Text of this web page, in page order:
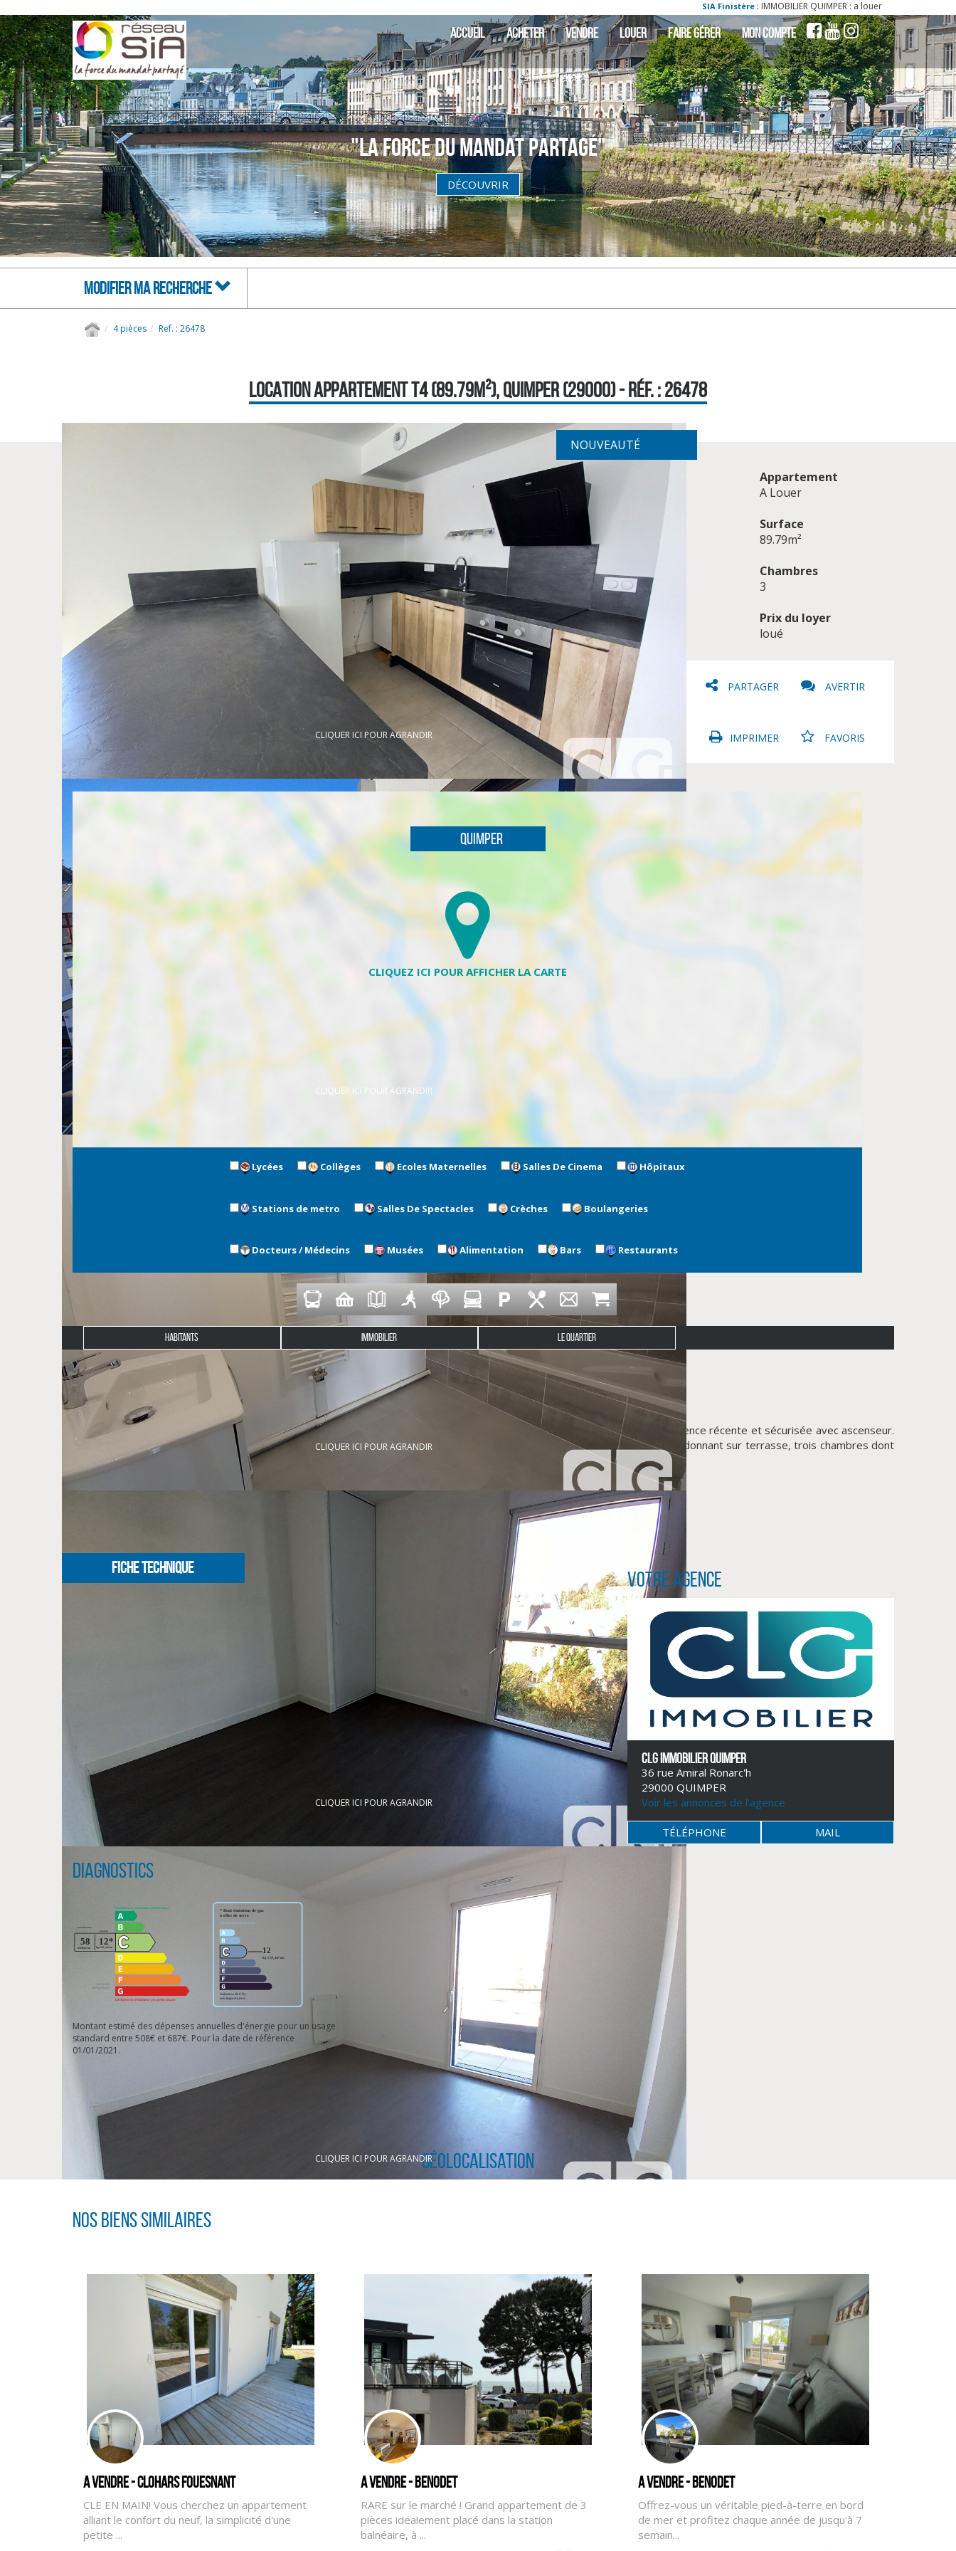
: IMMOBILIER QUIMPER : a louer - locati appartement quimper 29000 4
ACCUEIL ACHETER VENDRE LOUER FAIRE GÉRER MON COMPTE
"La Force du Mandat partagé"
DÉCOUVRIR
MODIFIER MA RECHERCHE
4 pièces Ref. : 26478
LOCATION APPARTEMENT T4 (89.79M²), QUIMPER (29000) - RÉF. : 26478
CLIQUER ICI POUR AGRANDIR
CLIQUER ICI POUR AGRANDIR
CLIQUER ICI POUR AGRANDIR
CLIQUER ICI POUR AGRANDIR
CLIQUER ICI POUR AGRANDIR
CLIQUER ICI POUR AGRANDIR
NOUVEAUTÉ
Appartement
A Louer
Surface
89.79m²
Chambres
3
Prix du loyer
loué
PARTAGER AVERTIR
IMPRIMER FAVORIS
Quimper
Lycées Collèges Ecoles Maternelles Salles De Cinema Hôpitaux
Stations de metro Salles De Spectacles Crèches Boulangeries
Docteurs / Médecins Musées Alimentation Bars Restaurants
HABITANTS IMMOBILIER LE QUARTIER
Description du bien
L'agence CLG Immobilier vous propose à la location cet appartement type 4 situé à deux pas des commerces, dans une résidence récente et sécurisée avec ascenseur.
Il comprend une entrée avec placard, un séjour avec coin cuisine aménagé (hotte, plaque de cuisson, four et réfrigérateur) et donnant sur terrasse, trois chambres dont
deux avec placard, une salle de bains, wc séparés.
Garage privatif.
Disponibilité immédiate
FICHE TECHNIQUE Votre agence
CLG IMMOBILIER QUIMPER
36 rue Amiral Ronarc'h
29000 QUIMPER
Voir les annonces de l'agence
TÉLÉPHONE MAIL
Diagnostics
Montant estimé des dépenses annuelles d'énergie pour un usage
standard entre 508€ et 687€. Pour la date de référence
01/01/2021.
Géolocalisation
Nos biens similaires
A vendre - CLOHARS FOUESNANT
CLE EN MAIN! Vous cherchez un appartement
alliant le confort du neuf, la simplicité d'une
petite ...
A vendre - BENODET
RARE sur le marché ! Grand appartement de 3
pièces idéalement placé dans la station
balnéaire, à ...
A vendre - BENODET
Offrez-vous un véritable pied-à-terre en bord
de mer et profitez chaque année de jusqu'à 7
semain...